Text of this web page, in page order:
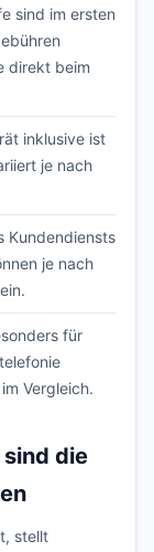
sind im ersten
direkt beim
inklusive ist
je nach
Kundendiensts
je nach
für
Vergleich.
die
stellt